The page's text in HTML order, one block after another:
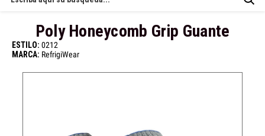
en
Poly Honeycomb Grip Guante
ESTILO: 0212
MARCA: RefrigiWear